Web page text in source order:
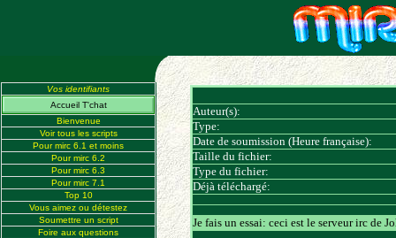
Vos identifiants
Accueil T'chat
Bienvenue
Voir tous les scripts
Pour mirc 6.1 et moins
Pour mirc 6.2
Pour mirc 6.3
Pour mirc 7.1
Top 10
Vous aimez ou détestez
Soumettre un script
Foire aux questions
Auteur(s):
Type:
Date de soumission (Heure française):
Taille du fichier:
Type du fichier:
Déjà téléchargé:
Je fais un essai: ceci est le serveur irc de